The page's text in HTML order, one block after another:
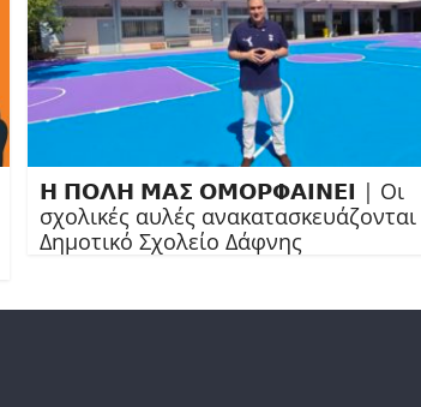
𝝜 𝝥𝝤𝝠𝝜 𝝡𝝖𝝨 𝝤𝝡𝝤𝝦𝝫𝝖𝝞𝝢𝝚𝝞 | Οι
σχολικές αυλές
Δημοτικό Σχολείο Δάφνης